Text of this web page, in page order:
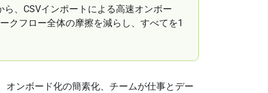
、CSVインポートによる高速オンボー
クフロー全体の摩擦を減らし、すべてを1
オンボード化の簡素化、チームが仕事とデー